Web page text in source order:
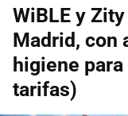
WiBLE y
Madrid, con
higiene
tarifas)